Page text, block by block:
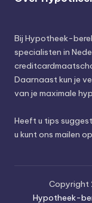
Bij Hypotheek-
specialisten in
Daarnaast kun je
van je maximale
Heeft u tips
u kunt ons mailen
Copyright
Hypotheek-